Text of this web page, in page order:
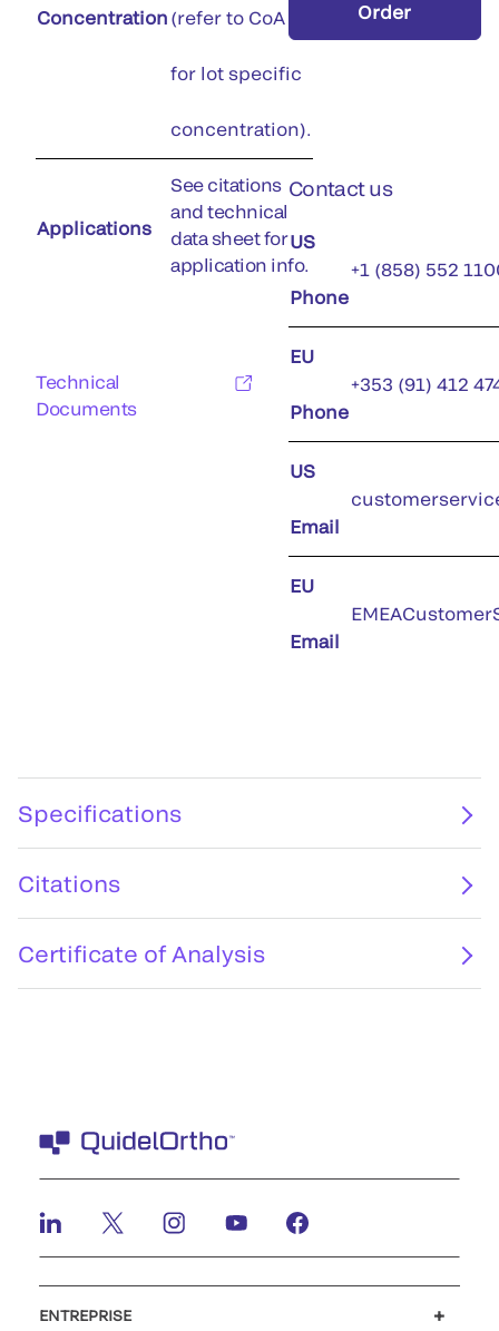
Concentration (refer to CoA
for lot specific
concentration).
Applications
See citations
and technical
data sheet for
application info.
Technical
Documents
Order
Contact us
US
Phone
+1 (858) 552
EU
Phone
+353 (91) 412
US
Email
EU
Email
Specifications
Citations
Certificate of Analysis
ENTREPRISE